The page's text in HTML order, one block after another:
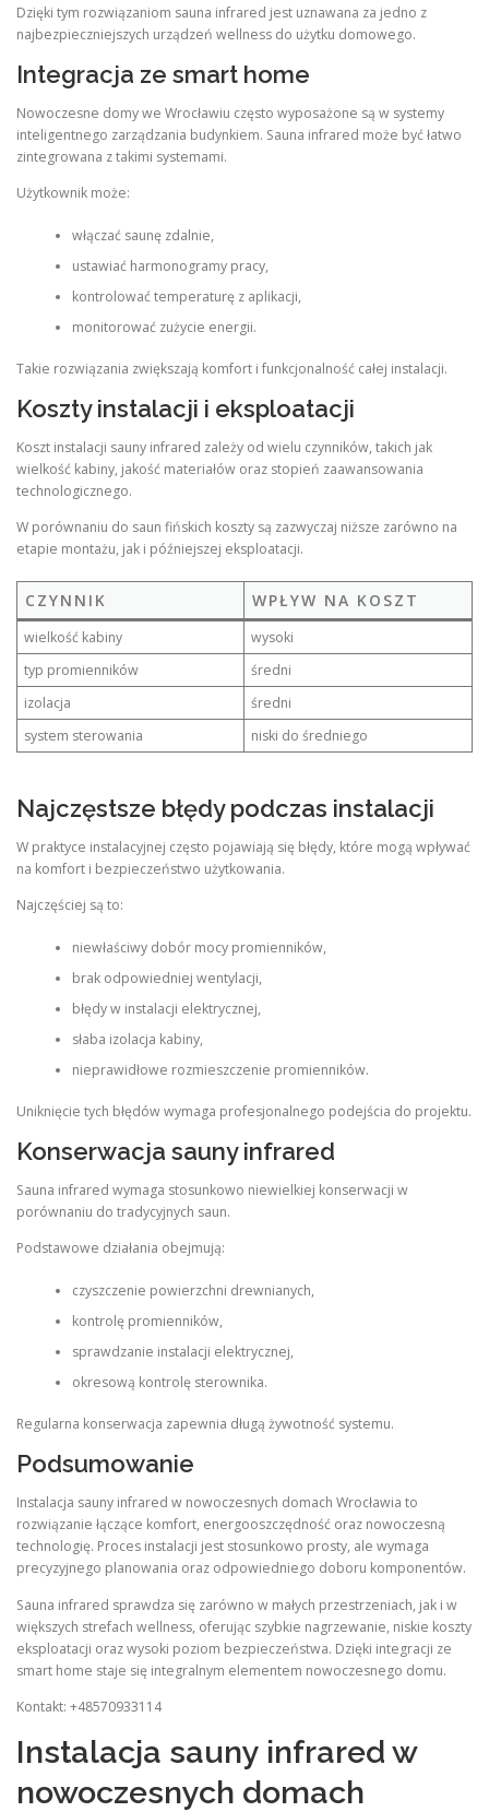
Dzięki tym rozwiązaniom sauna infrared jest uznawana za jedno z
najbezpieczniejszych urządzeń wellness do użytku domowego.
Integracja ze smart home
Nowoczesne domy we Wrocławiu często wyposażone są w systemy
inteligentnego zarządzania budynkiem. Sauna infrared może być łatwo
zintegrowana z takimi systemami.
Użytkownik może:
włączać saunę zdalnie,
ustawiać harmonogramy pracy,
kontrolować temperaturę z aplikacji,
monitorować zużycie energii.
Takie rozwiązania zwiększają komfort i funkcjonalność całej instalacji.
Koszty instalacji i eksploatacji
Koszt instalacji sauny infrared zależy od wielu czynników, takich jak
wielkość kabiny, jakość materiałów oraz stopień zaawansowania
technologicznego.
W porównaniu do saun fińskich koszty są zazwyczaj niższe zarówno na
etapie montażu, jak i późniejszej eksploatacji.
CZYNNIK WPŁYW NA KOSZT
wielkość kabiny
wysoki
typ promienników
średni
izolacja
średni
system sterowania
niski do średniego
Najczęstsze błędy podczas instalacji
W praktyce instalacyjnej często pojawiają się błędy, które mogą wpływać
na komfort i bezpieczeństwo użytkowania.
Najczęściej są to:
niewłaściwy dobór mocy promienników,
brak odpowiedniej wentylacji,
błędy w instalacji elektrycznej,
słaba izolacja kabiny,
nieprawidłowe rozmieszczenie promienników.
Uniknięcie tych błędów wymaga profesjonalnego podejścia do projektu.
Konserwacja sauny infrared
Sauna infrared wymaga stosunkowo niewielkiej konserwacji w
porównaniu do tradycyjnych saun.
Podstawowe działania obejmują:
czyszczenie powierzchni drewnianych,
kontrolę promienników,
sprawdzanie instalacji elektrycznej,
okresową kontrolę sterownika.
Regularna konserwacja zapewnia długą żywotność systemu.
Podsumowanie
Instalacja sauny infrared w nowoczesnych domach Wrocławia to
rozwiązanie łączące komfort, energooszczędność oraz nowoczesną
technologię. Proces instalacji jest stosunkowo prosty, ale wymaga
precyzyjnego planowania oraz odpowiedniego doboru komponentów.
Sauna infrared sprawdza się zarówno w małych przestrzeniach, jak i w
większych strefach wellness, oferując szybkie nagrzewanie, niskie koszty
eksploatacji oraz wysoki poziom bezpieczeństwa. Dzięki integracji ze
smart home staje się integralnym elementem nowoczesnego domu.
Kontakt: +48570933114
Instalacja sauny infrared w
nowoczesnych domach